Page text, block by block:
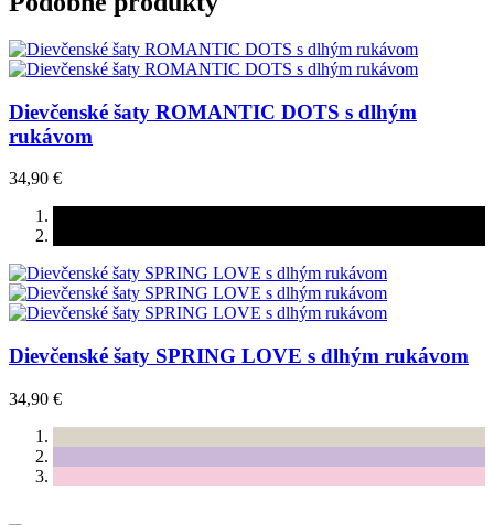
Dievčenské šaty ROMANTIC DOTS s dlhým
rukávom
34,90 €
Dievčenské šaty SPRING LOVE s dlhým rukávom
34,90 €